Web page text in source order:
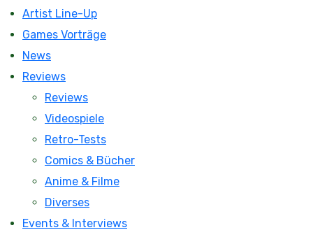
Artist Line-Up
Games Vorträge
News
Reviews
Reviews
Videospiele
Retro-Tests
Comics & Bücher
Anime & Filme
Diverses
Events & Interviews